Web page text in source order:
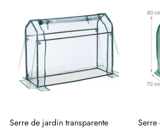
Serre de jardin transparente